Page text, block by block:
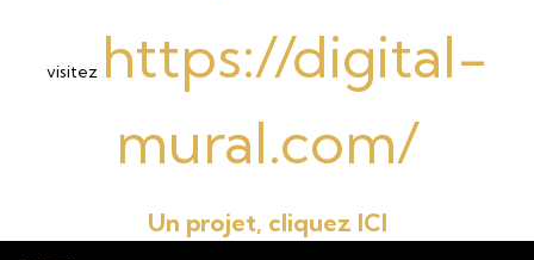
visitez https://digital-
mural.com/
Un projet, cliquez ICI